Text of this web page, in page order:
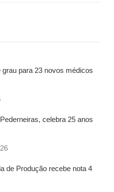
para 23 novos médicos
celebra 25 anos
de Produção recebe nota 4